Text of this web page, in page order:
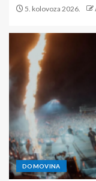
5. kolovoza 2026.
DOMOVINA